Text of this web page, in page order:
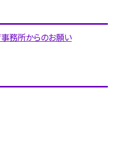
事務所からのお願い